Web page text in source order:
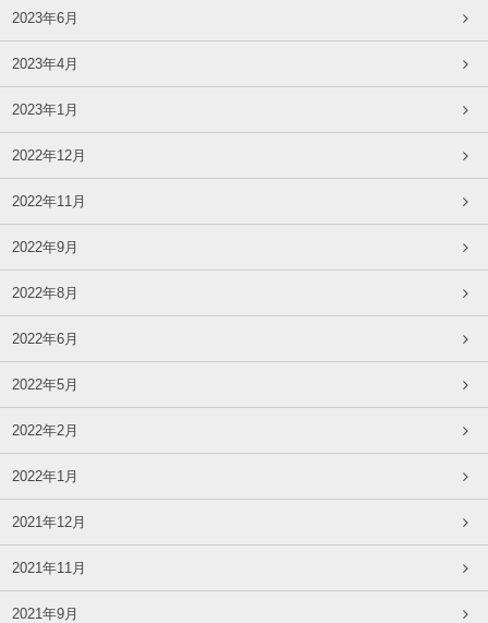
2023年6月
2023年4月
2023年1月
2022年12月
2022年11月
2022年9月
2022年8月
2022年6月
2022年5月
2022年2月
2022年1月
2021年12月
2021年11月
2021年9月